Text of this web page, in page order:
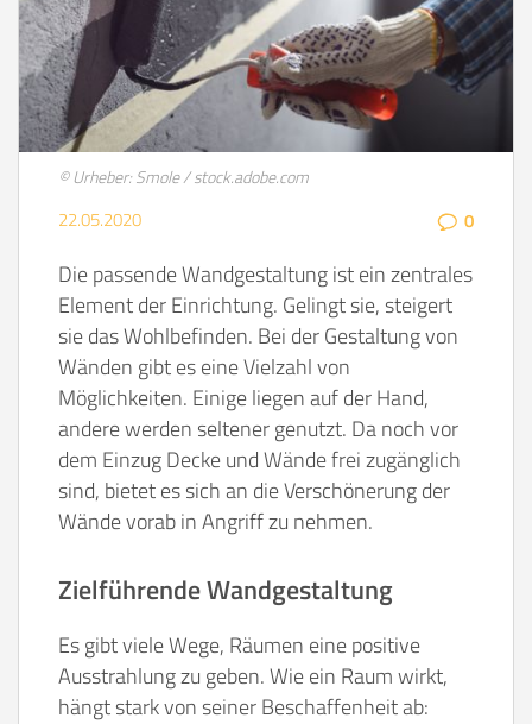
© Urheber: Smole / stock.adobe.com
0
22.05.2020
Die passende Wandgestaltung ist ein zentrales
Element der Einrichtung. Gelingt sie, steigert
sie das Wohlbefinden. Bei der Gestaltung von
Wänden gibt es eine Vielzahl von
Möglichkeiten. Einige liegen auf der Hand,
andere werden seltener genutzt. Da noch vor
dem Einzug Decke und Wände frei zugänglich
sind, bietet es sich an die Verschönerung der
Wände vorab in Angriff zu nehmen.
Zielführende Wandgestaltung
Es gibt viele Wege, Räumen eine positive
Ausstrahlung zu geben. Wie ein Raum wirkt,
hängt stark von seiner Beschaffenheit ab: